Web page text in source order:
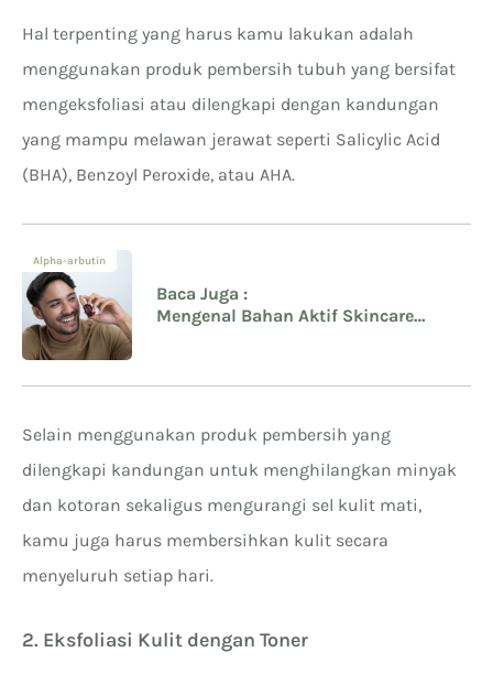
Hal terpenting yang harus kamu lakukan adalah
menggunakan produk pembersih tubuh yang bersifat
mengeksfoliasi atau dilengkapi dengan kandungan
yang mampu melawan jerawat seperti Salicylic Acid
(BHA), Benzoyl Peroxide, atau AHA.
Alpha-arbutin
Baca Juga :
Mengenal Bahan Aktif Skincare
Selain menggunakan produk pembersih yang
dilengkapi kandungan untuk menghilangkan minyak
dan kotoran sekaligus mengurangi sel kulit mati,
kamu juga harus membersihkan kulit secara
menyeluruh setiap hari.
2. Eksfoliasi Kulit dengan Toner